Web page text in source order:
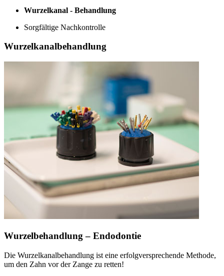
Wurzelkanal - Behandlung
Sorgfältige Nachkontrolle
Wurzelkanalbehandlung
Wurzelbehandlung – Endodontie
Die Wurzelkanalbehandlung ist eine erfolgversprechende Methode,
um den Zahn vor der Zange zu retten!